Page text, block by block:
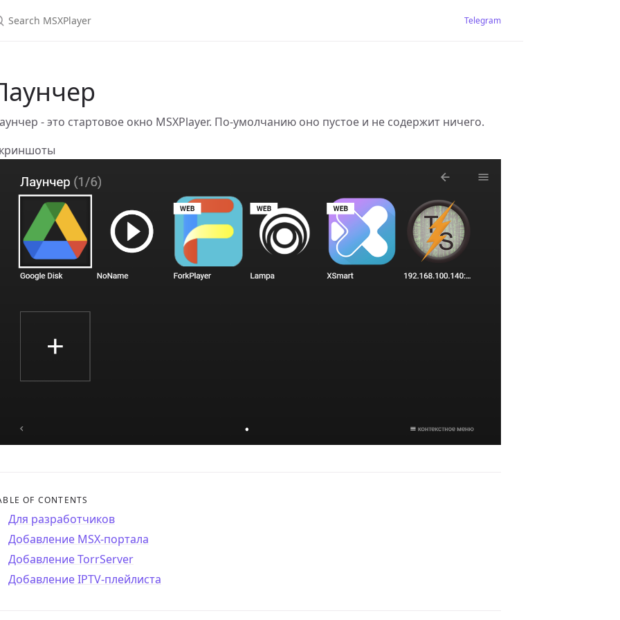
Telegram
- это стартовое окно MSXPlayer. По-умолчанию оно пустое и не содержит ничего.
OF CONTENTS
Для разработчиков
Добавление MSX-портала
Добавление TorrServer
Добавление IPTV-плейлиста